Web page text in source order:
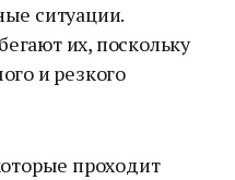
ситуации.
их, поскольку
и резкого
проходит